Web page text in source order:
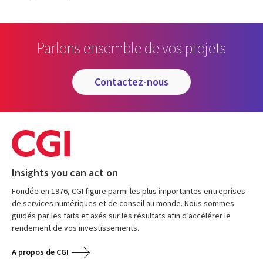
Parlons ensemble de vos projets
contactez-nous
Insights you can act on
Fondée en 1976, CGI figure parmi les plus importantes entreprises
de services numériques et de conseil au monde. Nous sommes
guidés par les faits et axés sur les résultats afin d’accélérer le
rendement de vos investissements.
A propos de CGI